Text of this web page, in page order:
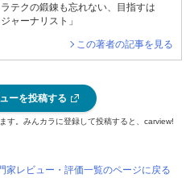
テクの鍛錬も忘れない、目指すは
ャーナリスト」
この著者の記事を見る
ーを投稿する
す。みんカラに登録して投稿すると、carview!
家レビュー・評価一覧のページに戻る